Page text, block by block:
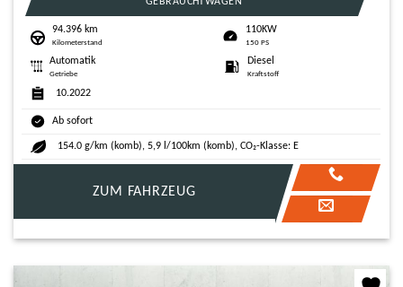
94.396 km
Kilometerstand
110KW
150 PS
Automatik
Getriebe
Diesel
Kraftstoff
10.2022
Ab sofort
154.0 g/km (komb), 5,9 l/100km (komb), CO₂-Klasse: E
ZUM FAHRZEUG